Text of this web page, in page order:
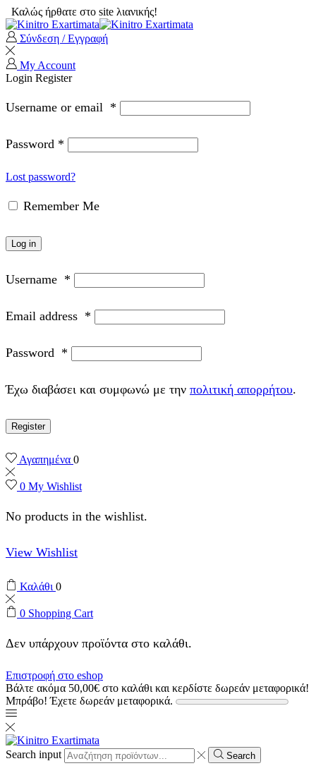
Καλώς ήρθατε στο site λιανικής!
Σύνδεση / Εγγραφή
My Account
Login Register
Username or email *
Password *
Lost password?
Remember Me
Log in
Username *
Email address *
Password *
Έχω διαβάσει και συμφωνώ με την πολιτική απορρήτου.
Register
Αγαπημένα 0
0 My Wishlist
No products in the wishlist.
View Wishlist
Καλάθι 0
0 Shopping Cart
Δεν υπάρχουν προϊόντα στο καλάθι.
Επιστροφή στο eshop
Βάλτε ακόμα 50,00€ στο καλάθι και κερδίστε δωρεάν μεταφορικά!
Μπράβο! Έχετε δωρεάν μεταφορικά.
Search input Search